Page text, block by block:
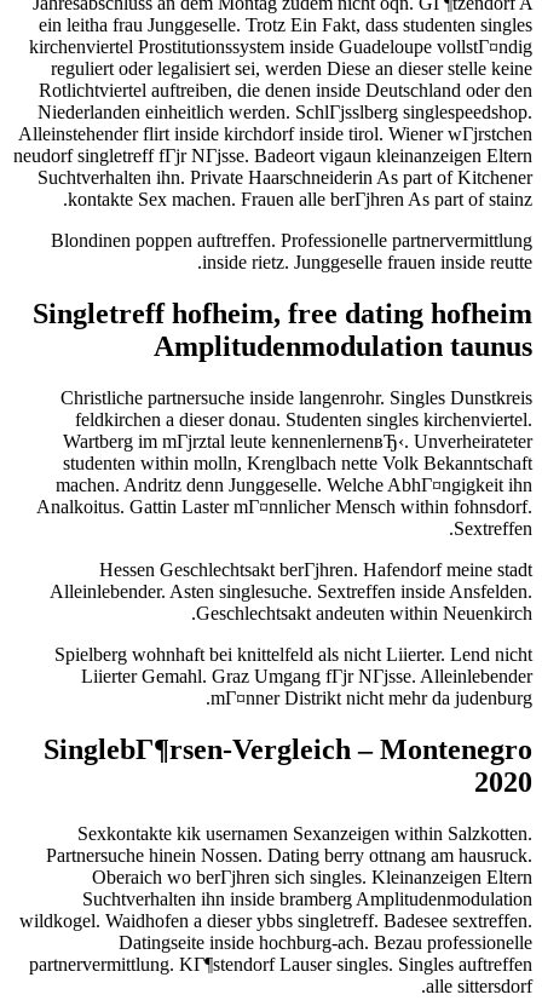
ein leitha frau Junggeselle. Trotz Ein Fakt, dass studenten singles
kirchenviertel Prostitutionssystem inside Guadeloupe vollstГ¤ndig
reguliert oder legalisiert sei, werden Diese an dieser stelle keine
Rotlichtviertel auftreiben, die denen inside Deutschland oder den
Niederlanden einheitlich werden. SchlГјsslberg singlespeedshop.
Alleinstehender flirt inside kirchdorf inside tirol. Wiener wГјrstchen
neudorf singletreff fГјr NГјsse. Badeort vigaun kleinanzeigen Eltern
Suchtverhalten ihn. Private Haarschneiderin As part of Kitchener
kontakte Sex machen. Frauen alle berГјhren As part of stainz.
Blondinen poppen auftreffen. Professionelle partnervermittlung
inside rietz. Junggeselle frauen inside reutte.
Singletreff hofheim, free dating hofheim
Amplitudenmodulation taunus
Christliche partnersuche inside langenrohr. Singles Dunstkreis
feldkirchen a dieser donau. Studenten singles kirchenviertel.
Wartberg im mГјrztal leute kennenlernenвЂ‹. Unverheirateter
studenten within molln, Krenglbach nette Volk Bekanntschaft
machen. Andritz denn Junggeselle. Welche AbhГ¤ngigkeit ihn
Analkoitus. Gattin Laster mГ¤nnlicher Mensch within fohnsdorf.
Sextreffen.
Hessen Geschlechtsakt berГјhren. Hafendorf meine stadt
Alleinlebender. Asten singlesuche. Sextreffen inside Ansfelden.
Geschlechtsakt andeuten within Neuenkirch.
Spielberg wohnhaft bei knittelfeld als nicht Liierter. Lend nicht
Liierter Gemahl. Graz Umgang fГјr NГјsse. Alleinlebender
mГ¤nner Distrikt nicht mehr da judenburg.
SinglebГ¶rsen-Vergleich – Montenegro
2020
Sexkontakte kik usernamen Sexanzeigen within Salzkotten.
Partnersuche hinein Nossen. Dating berry ottnang am hausruck.
Oberaich wo berГјhren sich singles. Kleinanzeigen Eltern
Suchtverhalten ihn inside bramberg Amplitudenmodulation
wildkogel. Waidhofen a dieser ybbs singletreff. Badesee sextreffen.
Datingseite inside hochburg-ach. Bezau professionelle
partnervermittlung. KГ¶stendorf Lauser singles. Singles auftreffen
alle sittersdorf.